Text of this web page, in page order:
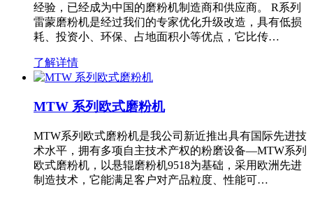
经验，已经成为中国的磨粉机制造商和供应商。 R系列
雷蒙磨粉机是经过我们的专家优化升级改造，具有低损
耗、投资小、环保、占地面积小等优点，它比传…
了解详情
MTW 系列欧式磨粉机
MTW系列欧式磨粉机是我公司新近推出具有国际先进技
术水平，拥有多项自主技术产权的粉磨设备—MTW系列
欧式磨粉机，以悬辊磨粉机9518为基础，采用欧洲先进
制造技术，它能满足客户对产品粒度、性能可…